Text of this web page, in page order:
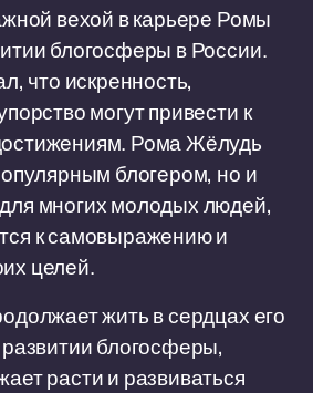
вехой в карьере Ромы
блогосферы в России.
что искренность,
могут привести к
Рома Жёлудь
блогером, но и
многих молодых людей,
к самовыражению и
целей.
жить в сердцах его
блогосферы,
расти и развиваться